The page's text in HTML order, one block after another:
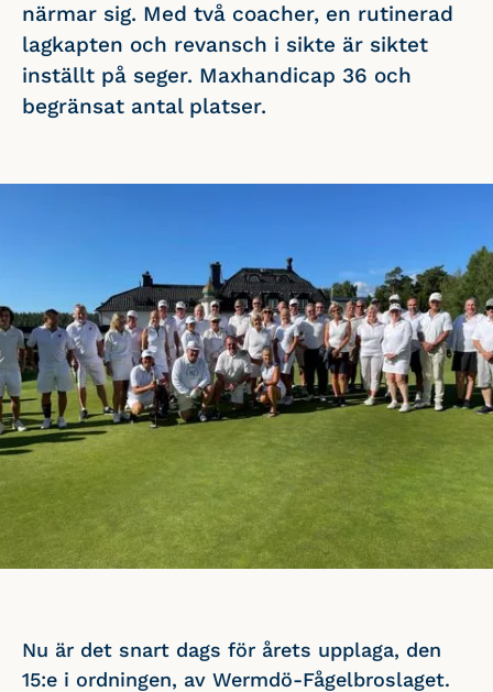
närmar sig. Med två coacher, en rutinerad
lagkapten och revansch i sikte är siktet
inställt på seger. Maxhandicap 36 och
begränsat antal platser.
Nu är det snart dags för årets upplaga, den
15:e i ordningen, av Wermdö-Fågelbroslaget.